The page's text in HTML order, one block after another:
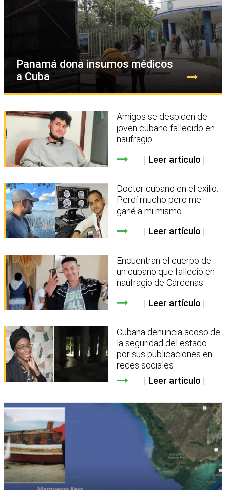
Panamá dona insumos médicos
a Cuba
Amigos se despiden de
joven cubano fallecido en
naufragio
Leer artículo
Doctor cubano en el exilio:
Perdí mucho pero me
gané a mi mismo
Leer artículo
Encuentran el cuerpo de
un cubano que falleció en
naufragio de Cárdenas
Leer artículo
Cubana denuncia acoso de
la seguridad del estado
por sus publicaciones en
redes sociales
Leer artículo